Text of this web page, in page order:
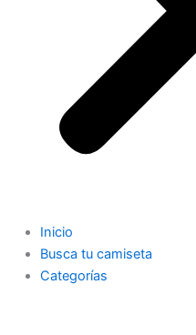
Inicio
Busca tu camiseta
Categorías